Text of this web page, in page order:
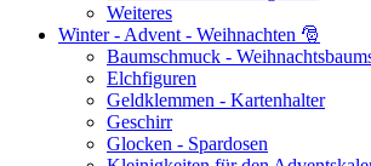
Weiteres
Winter - Advent - Weihnachten 🎅
Baumschmuck -
Elchfiguren
Geldklemmen - Kartenhalter
Geschirr
Glocken - Spardosen